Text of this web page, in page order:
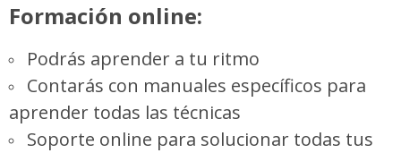
Formación online:
Podrás aprender a tu ritmo
Contarás con manuales específicos para
aprender todas las técnicas
Soporte online para solucionar todas tus